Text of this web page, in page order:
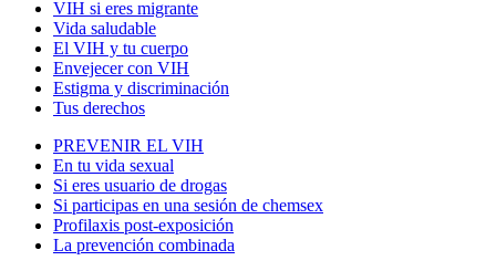
VIH si eres migrante
Vida saludable
El VIH y tu cuerpo
Envejecer con VIH
Estigma y discriminación
Tus derechos
PREVENIR EL VIH
En tu vida sexual
Si eres usuario de drogas
Si participas en una sesión de chemsex
Profilaxis post-exposición
La prevención combinada